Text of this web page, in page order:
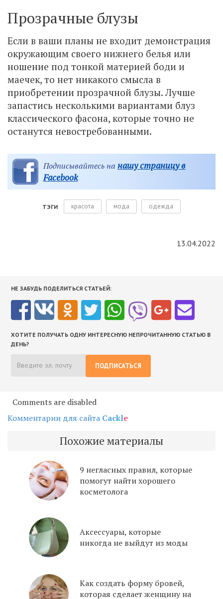
Прозрачные блузы
Если в ваши планы не входит демонстрация
окружающим своего нижнего белья или
ношение под тонкой материей боди и
маечек, то нет никакого смысла в
приобретении прозрачной блузы. Лучше
запастись несколькими вариантами блуз
классического фасона, которые точно не
останутся невостребованными.
Подписывайтесь на нашу страницу в
Facebook
ТЭГИ красота мода одежда
13.04.2022
НЕ ЗАБУДЬ ПОДЕЛИТЬСЯ СТАТЬЕЙ:
ХОТИТЕ ПОЛУЧАТЬ ОДНУ ИНТЕРЕСНУЮ НЕПРОЧИТАННУЮ СТАТЬЮ В
ДЕНЬ?
ПОДПИСАТЬСЯ
Comments are disabled
Комментарии для сайта Cackle
Похожие материалы
9 негласных правил, которые
помогут найти хорошего
косметолога
Аксессуары, которые
никогда не выйдут из моды
Как создать форму бровей,
которая сделает женщину на